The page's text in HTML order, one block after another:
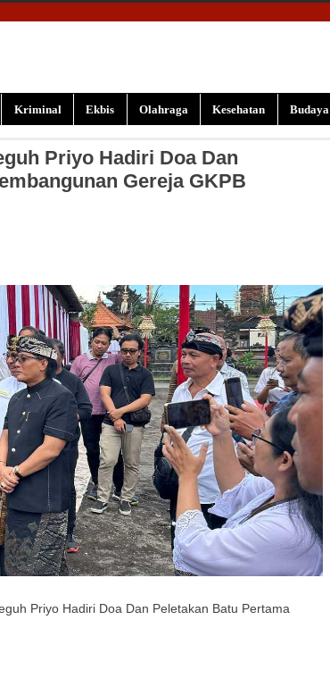
Kriminal Ekbis Olahraga Kesehatan Budaya
Priyo Hadiri Doa Dan
Gereja GKPB
Priyo Hadiri Doa Dan Peletakan Batu Pertama